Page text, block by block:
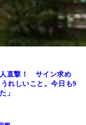
直撃！ サイン求め
れしいこと。今日も9
」